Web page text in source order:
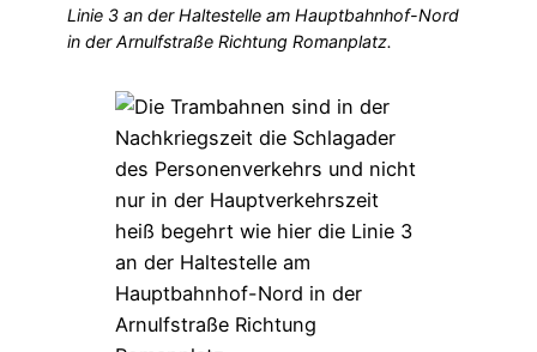
Linie 3 an der Haltestelle am Hauptbahnhof-Nord
in der Arnulfstraße Richtung Romanplatz.